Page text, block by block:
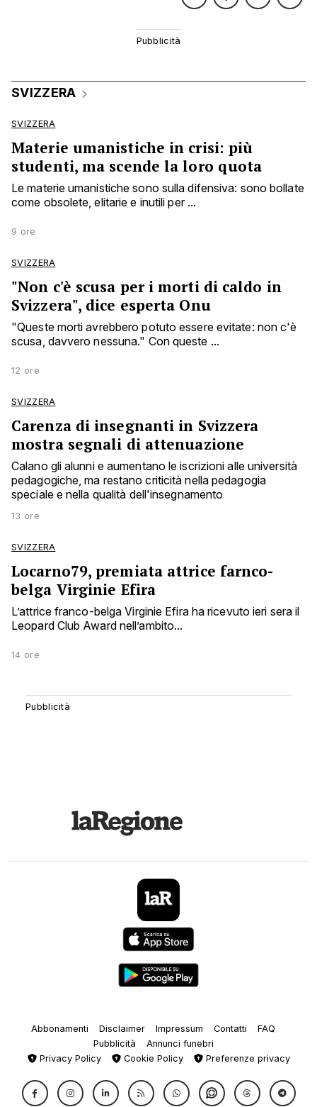
SVIZZERA
SVIZZERA
Materie umanistiche in crisi: più
studenti, ma scende la loro quota
Le materie umanistiche sono sulla difensiva: sono bollate
come obsolete, elitarie e inutili per ...
9 ore
SVIZZERA
"Non c'è scusa per i morti di caldo in
Svizzera", dice esperta Onu
"Queste morti avrebbero potuto essere evitate: non c'è
scusa, davvero nessuna." Con queste ...
12 ore
SVIZZERA
Carenza di insegnanti in Svizzera
mostra segnali di attenuazione
Calano gli alunni e aumentano le iscrizioni alle università
pedagogiche, ma restano criticità nella pedagogia
speciale e nella qualità dell'insegnamento
13 ore
SVIZZERA
Locarno79, premiata attrice farnco-
belga Virginie Efira
L’attrice franco-belga Virginie Efira ha ricevuto ieri sera il
Leopard Club Award nell’ambito...
14 ore
Abbonamenti Disclaimer Impressum Contatti
FAQ
Pubblicità
Annunci funebri
Privacy Policy
Cookie Policy Preferenze privacy